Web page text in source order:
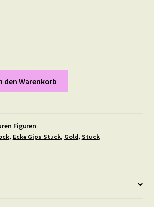
den Warenkorb
Figuren
, Ecke Gips Stuck, Gold, Stuck